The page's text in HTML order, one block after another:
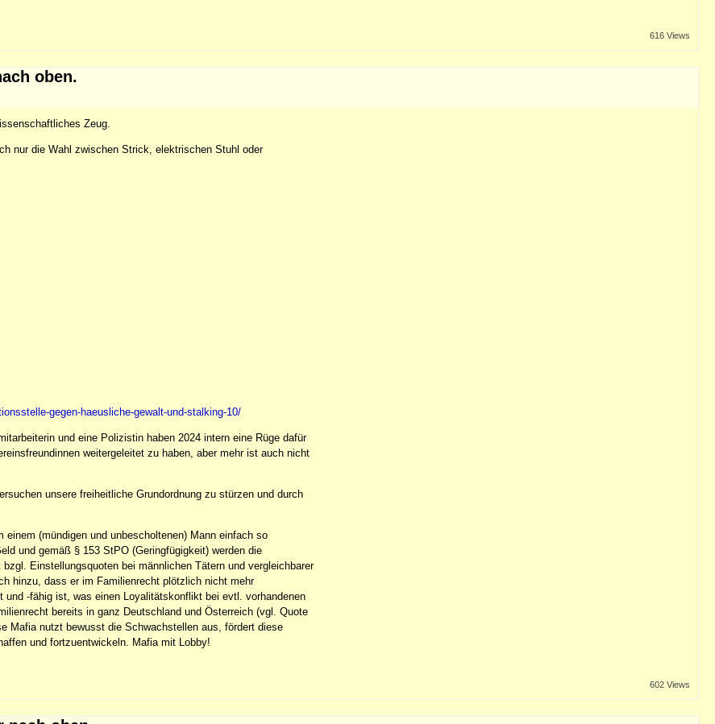
616 Views
oben.
Zeug.
nur die Wahl zwischen Strick, elektrischen Stuhl oder
gegen-haeusliche-gewalt-und-stalking-10/
und eine Polizistin haben 2024 intern eine Rüge dafür
weitergeleitet zu haben, aber mehr ist auch nicht
unsere freiheitliche Grundordnung zu stürzen und durch
(mündigen und unbescholtenen) Mann einfach so
und gemäß § 153 StPO (Geringfügigkeit) werden die
Einstellungsquoten bei männlichen Tätern und vergleichbarer
hinzu, dass er im Familienrecht plötzlich nicht mehr
-fähig ist, was einen Loyalitätskonflikt bei evtl. vorhandenen
bereits in ganz Deutschland und Österreich (vgl. Quote
Mafia nutzt bewusst die Schwachstellen aus, fördert diese
und fortzuentwickeln. Mafia mit Lobby!
602 Views